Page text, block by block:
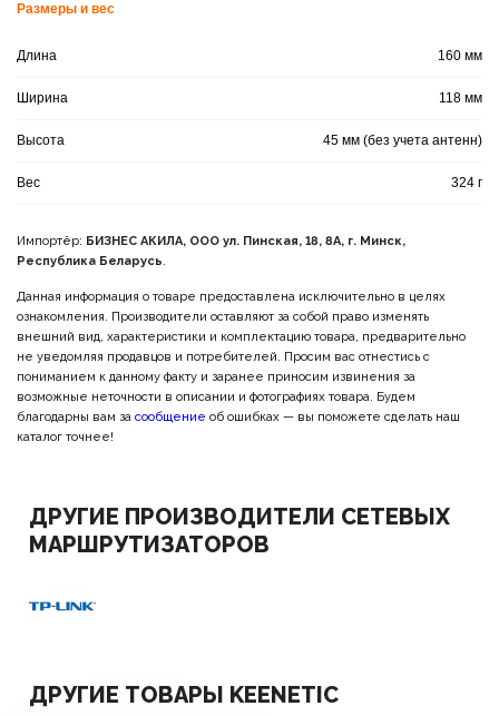
Размеры и вес
Длина 160 мм
Ширина 118 мм
Высота 45 мм (без учета антенн)
Вес 324 г
Импортёр: БИЗНЕС АКИЛА, ООО ул. Пинская, 18, 8А, г. Минск,
Республика Беларусь.
Данная информация о товаре предоставлена исключительно в целях
ознакомления. Производители оставляют за собой право изменять
внешний вид, характеристики и комплектацию товара, предварительно
не уведомляя продавцов и потребителей. Просим вас отнестись с
пониманием к данному факту и заранее приносим извинения за
возможные неточности в описании и фотографиях товара. Будем
благодарны вам за сообщение об ошибках — вы поможете сделать наш
каталог точнее!
ДРУГИЕ ПРОИЗВОДИТЕЛИ СЕТЕВЫХ
МАРШРУТИЗАТОРОВ
ДРУГИЕ ТОВАРЫ KEENETIC